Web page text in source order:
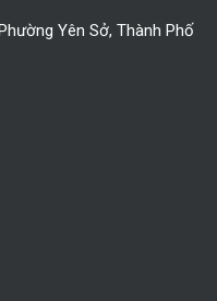
Yên Sở, Thành Phố